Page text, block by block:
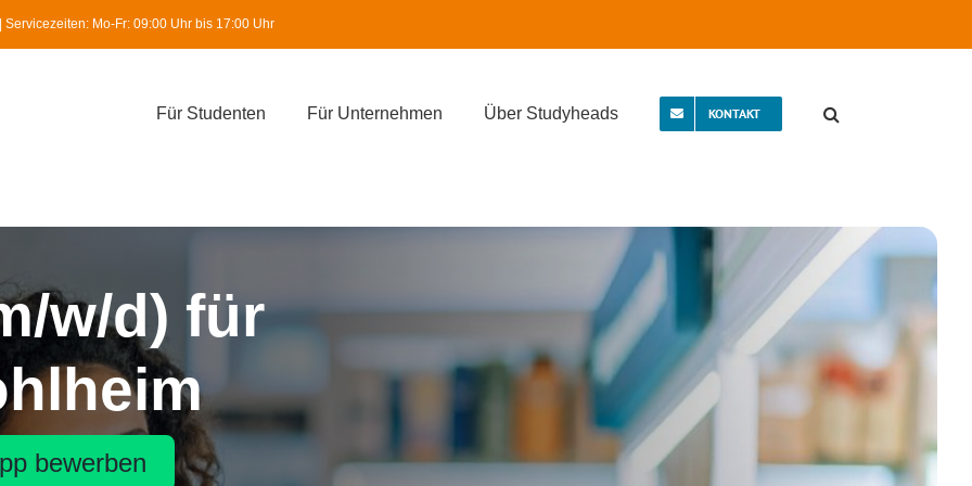
Mo-Fr: 09:00 Uhr bis 17:00 Uhr
Für Studenten Für Unternehmen Über Studyheads KONTAKT
w/d) für
bewerben